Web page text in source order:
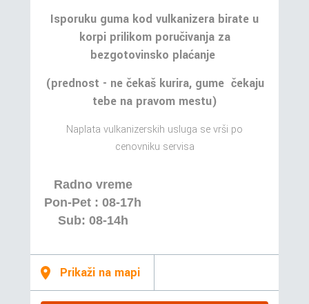
Isporuku guma kod vulkanizera birate u
korpi prilikom poručivanja za
bezgotovinsko plaćanje
(prednost - ne čekaš kurira, gume čekaju
tebe na pravom mestu)
Naplata vulkanizerskih usluga se vrši po
cenovniku servisa
Radno vreme
Pon-Pet : 08-17h
Sub: 08-14h
Prikaži na mapi